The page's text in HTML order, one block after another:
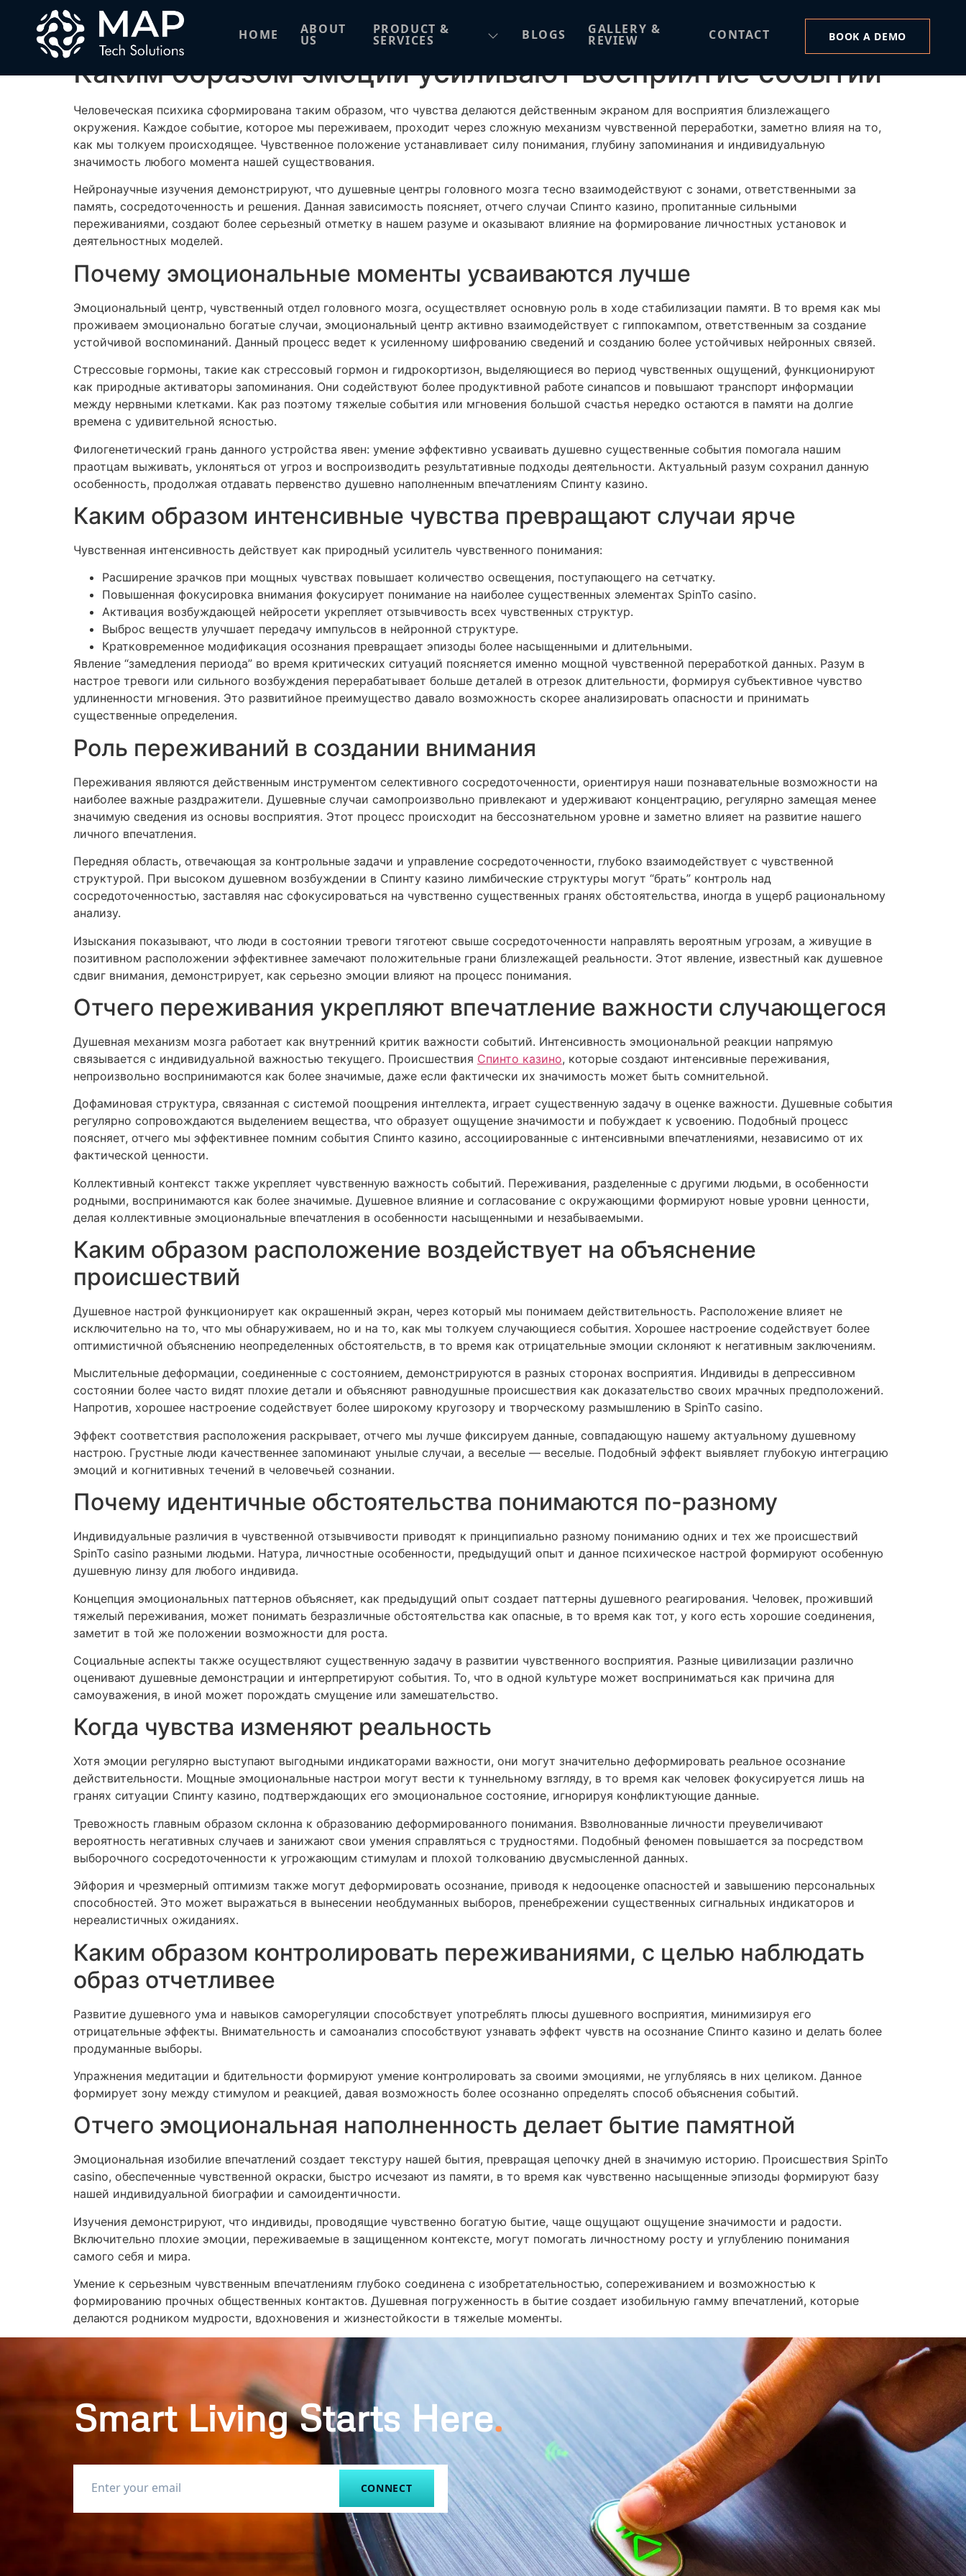
HOME ABOUT
US
PRODUCT &
SERVICES BLOGS GALLERY &
REVIEW CONTACT BOOK A DEMO
Каким образом эмоции усиливают восприятие событий
Каким образом эмоции усиливают восприятие событий
Человеческая психика сформирована таким образом, что чувства делаются действенным экраном для восприятия близлежащего
окружения. Каждое событие, которое мы переживаем, проходит через сложную механизм чувственной переработки, заметно влияя на то,
как мы толкуем происходящее. Чувственное положение устанавливает силу понимания, глубину запоминания и индивидуальную
значимость любого момента нашей существования.
Нейронаучные изучения демонстрируют, что душевные центры головного мозга тесно взаимодействуют с зонами, ответственными за
память, сосредоточенность и решения. Данная зависимость поясняет, отчего случаи Спинто казино, пропитанные сильными
переживаниями, создают более серьезный отметку в нашем разуме и оказывают влияние на формирование личностных установок и
деятельностных моделей.
Почему эмоциональные моменты усваиваются лучше
Эмоциональный центр, чувственный отдел головного мозга, осуществляет основную роль в ходе стабилизации памяти. В то время как мы
проживаем эмоционально богатые случаи, эмоциональный центр активно взаимодействует с гиппокампом, ответственным за создание
устойчивой воспоминаний. Данный процесс ведет к усиленному шифрованию сведений и созданию более устойчивых нейронных связей.
Стрессовые гормоны, такие как стрессовый гормон и гидрокортизон, выделяющиеся во период чувственных ощущений, функционируют
как природные активаторы запоминания. Они содействуют более продуктивной работе синапсов и повышают транспорт информации
между нервными клетками. Как раз поэтому тяжелые события или мгновения большой счастья нередко остаются в памяти на долгие
времена с удивительной ясностью.
Филогенетический грань данного устройства явен: умение эффективно усваивать душевно существенные события помогала нашим
праотцам выживать, уклоняться от угроз и воспроизводить результативные подходы деятельности. Актуальный разум сохранил данную
особенность, продолжая отдавать первенство душевно наполненным впечатлениям Спинту казино.
Каким образом интенсивные чувства превращают случаи ярче
Чувственная интенсивность действует как природный усилитель чувственного понимания:
Расширение зрачков при мощных чувствах повышает количество освещения, поступающего на сетчатку.
Повышенная фокусировка внимания фокусирует понимание на наиболее существенных элементах SpinTo casino.
Активация возбуждающей нейросети укрепляет отзывчивость всех чувственных структур.
Выброс веществ улучшает передачу импульсов в нейронной структуре.
Кратковременное модификация осознания превращает эпизоды более насыщенными и длительными.
Явление “замедления периода” во время критических ситуаций поясняется именно мощной чувственной переработкой данных. Разум в
настрое тревоги или сильного возбуждения перерабатывает больше деталей в отрезок длительности, формируя субъективное чувство
удлиненности мгновения. Это развитийное преимущество давало возможность скорее анализировать опасности и принимать
существенные определения.
Роль переживаний в создании внимания
Переживания являются действенным инструментом селективного сосредоточенности, ориентируя наши познавательные возможности на
наиболее важные раздражители. Душевные случаи самопроизвольно привлекают и удерживают концентрацию, регулярно замещая менее
значимую сведения из основы восприятия. Этот процесс происходит на бессознательном уровне и заметно влияет на развитие нашего
личного впечатления.
Передняя область, отвечающая за контрольные задачи и управление сосредоточенности, глубоко взаимодействует с чувственной
структурой. При высоком душевном возбуждении в Спинту казино лимбические структуры могут “брать” контроль над
сосредоточенностью, заставляя нас сфокусироваться на чувственно существенных гранях обстоятельства, иногда в ущерб рациональному
анализу.
Изыскания показывают, что люди в состоянии тревоги тяготеют свыше сосредоточенности направлять вероятным угрозам, а живущие в
позитивном расположении эффективнее замечают положительные грани близлежащей реальности. Этот явление, известный как душевное
сдвиг внимания, демонстрирует, как серьезно эмоции влияют на процесс понимания.
Отчего переживания укрепляют впечатление важности случающегося
Душевная механизм мозга работает как внутренний критик важности событий. Интенсивность эмоциональной реакции напрямую
связывается с индивидуальной важностью текущего. Происшествия Спинто казино, которые создают интенсивные переживания,
непроизвольно воспринимаются как более значимые, даже если фактически их значимость может быть сомнительной.
Дофаминовая структура, связанная с системой поощрения интеллекта, играет существенную задачу в оценке важности. Душевные события
регулярно сопровождаются выделением вещества, что образует ощущение значимости и побуждает к усвоению. Подобный процесс
поясняет, отчего мы эффективнее помним события Спинто казино, ассоциированные с интенсивными впечатлениями, независимо от их
фактической ценности.
Коллективный контекст также укрепляет чувственную важность событий. Переживания, разделенные с другими людьми, в особенности
родными, воспринимаются как более значимые. Душевное влияние и согласование с окружающими формируют новые уровни ценности,
делая коллективные эмоциональные впечатления в особенности насыщенными и незабываемыми.
Каким образом расположение воздействует на объяснение
происшествий
Душевное настрой функционирует как окрашенный экран, через который мы понимаем действительность. Расположение влияет не
исключительно на то, что мы обнаруживаем, но и на то, как мы толкуем случающиеся события. Хорошее настроение содействует более
оптимистичной объяснению неопределенных обстоятельств, в то время как отрицательные эмоции склоняют к негативным заключениям.
Мыслительные деформации, соединенные с состоянием, демонстрируются в разных сторонах восприятия. Индивиды в депрессивном
состоянии более часто видят плохие детали и объясняют равнодушные происшествия как доказательство своих мрачных предположений.
Напротив, хорошее настроение содействует более широкому кругозору и творческому размышлению в SpinTo casino.
Эффект соответствия расположения раскрывает, отчего мы лучше фиксируем данные, совпадающую нашему актуальному душевному
настрою. Грустные люди качественнее запоминают унылые случаи, а веселые — веселые. Подобный эффект выявляет глубокую интеграцию
эмоций и когнитивных течений в человечьей сознании.
Почему идентичные обстоятельства понимаются по-разному
Индивидуальные различия в чувственной отзывчивости приводят к принципиально разному пониманию одних и тех же происшествий
SpinTo casino разными людьми. Натура, личностные особенности, предыдущий опыт и данное психическое настрой формируют особенную
душевную линзу для любого индивида.
Концепция эмоциональных паттернов объясняет, как предыдущий опыт создает паттерны душевного реагирования. Человек, проживший
тяжелый переживания, может понимать безразличные обстоятельства как опасные, в то время как тот, у кого есть хорошие соединения,
заметит в той же положении возможности для роста.
Социальные аспекты также осуществляют существенную задачу в развитии чувственного восприятия. Разные цивилизации различно
оценивают душевные демонстрации и интерпретируют события. То, что в одной культуре может восприниматься как причина для
самоуважения, в иной может порождать смущение или замешательство.
Когда чувства изменяют реальность
Хотя эмоции регулярно выступают выгодными индикаторами важности, они могут значительно деформировать реальное осознание
действительности. Мощные эмоциональные настрои могут вести к туннельному взгляду, в то время как человек фокусируется лишь на
гранях ситуации Спинту казино, подтверждающих его эмоциональное состояние, игнорируя конфликтующие данные.
Тревожность главным образом склонна к образованию деформированного понимания. Взволнованные личности преувеличивают
вероятность негативных случаев и занижают свои умения справляться с трудностями. Подобный феномен повышается за посредством
выборочного сосредоточенности к угрожающим стимулам и плохой толкованию двусмысленной данных.
Эйфория и чрезмерный оптимизм также могут деформировать осознание, приводя к недооценке опасностей и завышению персональных
способностей. Это может выражаться в вынесении необдуманных выборов, пренебрежении существенных сигнальных индикаторов и
нереалистичных ожиданиях.
Каким образом контролировать переживаниями, с целью наблюдать
образ отчетливее
Развитие душевного ума и навыков саморегуляции способствует употреблять плюсы душевного восприятия, минимизируя его
отрицательные эффекты. Внимательность и самоанализ способствуют узнавать эффект чувств на осознание Спинто казино и делать более
продуманные выборы.
Упражнения медитации и бдительности формируют умение контролировать за своими эмоциями, не углубляясь в них целиком. Данное
формирует зону между стимулом и реакцией, давая возможность более осознанно определять способ объяснения событий.
Отчего эмоциональная наполненность делает бытие памятной
Эмоциональная изобилие впечатлений создает текстуру нашей бытия, превращая цепочку дней в значимую историю. Происшествия SpinTo
casino, обеспеченные чувственной окраски, быстро исчезают из памяти, в то время как чувственно насыщенные эпизоды формируют базу
нашей индивидуальной биографии и самоидентичности.
Изучения демонстрируют, что индивиды, проводящие чувственно богатую бытие, чаще ощущают ощущение значимости и радости.
Включительно плохие эмоции, переживаемые в защищенном контексте, могут помогать личностному росту и углублению понимания
самого себя и мира.
Умение к серьезным чувственным впечатлениям глубоко соединена с изобретательностью, сопереживанием и возможностью к
формированию прочных общественных контактов. Душевная погруженность в бытие создает изобильную гамму впечатлений, которые
делаются родником мудрости, вдохновения и жизнестойкости в тяжелые моменты.
Smart Living Starts Here.
CONNECT